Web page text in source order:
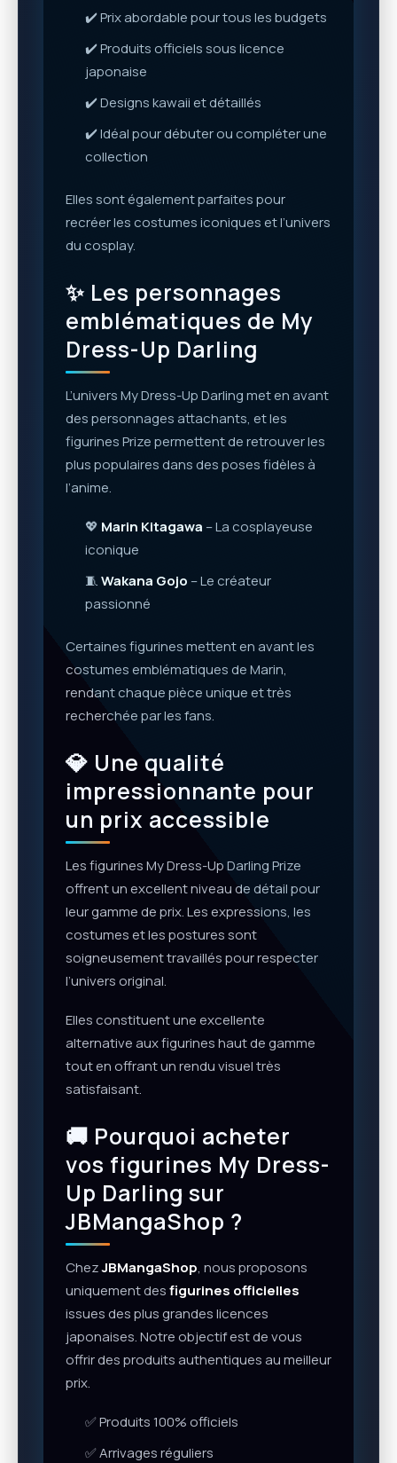
✔️ Prix abordable pour tous les budgets
✔️ Produits officiels sous licence
japonaise
✔️ Designs kawaii et détaillés
✔️ Idéal pour débuter ou compléter une
collection
Elles sont également parfaites pour
recréer les costumes iconiques et l’univers
du cosplay.
✨ Les personnages
emblématiques de My
Dress-Up Darling
L’univers My Dress-Up Darling met en avant
des personnages attachants, et les
figurines Prize permettent de retrouver les
plus populaires dans des poses fidèles à
l’anime.
💖 Marin Kitagawa – La cosplayeuse
iconique
🧵Wakana Gojo – Le créateur
passionné
Certaines figurines mettent en avant les
costumes emblématiques de Marin,
rendant chaque pièce unique et très
recherchée par les fans.
💎 Une qualité
impressionnante pour
un prix accessible
Les figurines My Dress-Up Darling Prize
offrent un excellent niveau de détail pour
leur gamme de prix. Les expressions, les
costumes et les postures sont
soigneusement travaillés pour respecter
l’univers original.
Elles constituent une excellente
alternative aux figurines haut de gamme
tout en offrant un rendu visuel très
satisfaisant.
🚚 Pourquoi acheter
vos figurines My Dress-
Up Darling sur
JBMangaShop ?
ChezJBMangaShop, nous proposons
uniquement desfigurines officielles
issues des plus grandes licences
japonaises. Notre objectif est de vous
offrir des produits authentiques au meilleur
prix.
✅ Produits 100% officiels
✅ Arrivages réguliers